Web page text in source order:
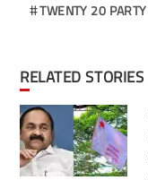
TWENTY 20 PARTY
RELATED STORIES